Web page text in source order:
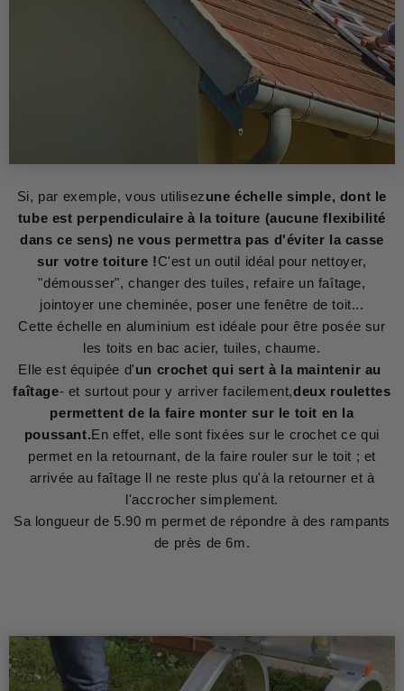
Si, par exemple, vous utilisezune échelle simple, dont le
tube est perpendiculaire à la toiture (aucune flexibilité
dans ce sens) ne vous permettra pas d'éviter la casse
sur votre toiture !C'est un outil idéal pour nettoyer,
"démousser", changer des tuiles, refaire un faîtage,
jointoyer une cheminée, poser une fenêtre de toit...
Cette échelle en aluminium est idéale pour être posée sur
les toits en bac acier, tuiles, chaume.
Elle est équipée d'un crochet qui sert à la maintenir au
faîtage- et surtout pour y arriver facilement,deux roulettes
permettent de la faire monter sur le toit en la
poussant.En effet, elle sont fixées sur le crochet ce qui
permet en la retournant, de la faire rouler sur le toit ; et
arrivée au faîtage ll ne reste plus qu'à la retourner et à
l'accrocher simplement.
Sa longueur de 5.90 m permet de répondre à des rampants
de près de 6m.